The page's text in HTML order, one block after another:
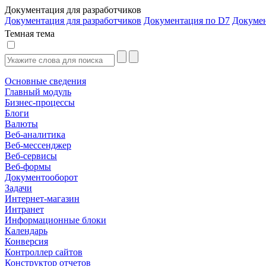
Документация для разработчиков
Документация для разработчиков Документация по D7
Темная тема
Основные сведения
Главный модуль
Бизнес-процессы
Блоги
Валюты
Веб-аналитика
Веб-мессенджер
Веб-сервисы
Веб-формы
Документооборот
Задачи
Интернет-магазин
Интранет
Информационные блоки
Календарь
Конверсия
Контроллер сайтов
Конструктор отчетов